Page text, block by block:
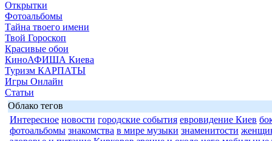
Открытки
Фотоальбомы
Тайна твоего имени
Твой Гороскоп
Красивые обои
КиноАФИША Киева
Туризм КАРПАТЫ
Игры Онлайн
Статьи
Облако тегов
Интересное новости городские события евровидение Киев
фотоальбомы знакомства в мире музыки знаменитости